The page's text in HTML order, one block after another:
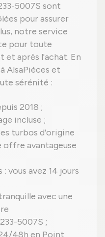
5007S sont
pour assurer
notre service
pour toute
et après l'achat. En
AlsaPièces et
sérénité :
2018 ;
incluse ;
turbos d'origine
avantageuse
vous avez 14 jours
avec une
5007S ;
48h en Point